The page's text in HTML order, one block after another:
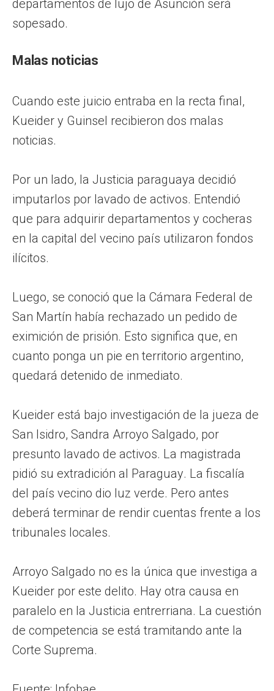
departamentos de lujo de Asunción será
sopesado.
Malas noticias
Cuando este juicio entraba en la recta final,
Kueider y Guinsel recibieron dos malas
noticias.
Por un lado, la Justicia paraguaya decidió
imputarlos por lavado de activos. Entendió
que para adquirir departamentos y cocheras
en la capital del vecino país utilizaron fondos
ilícitos.
Luego, se conoció que la Cámara Federal de
San Martín había rechazado un pedido de
eximición de prisión. Esto significa que, en
cuanto ponga un pie en territorio argentino,
quedará detenido de inmediato.
Kueider está bajo investigación de la jueza de
San Isidro, Sandra Arroyo Salgado, por
presunto lavado de activos. La magistrada
pidió su extradición al Paraguay. La fiscalía
del país vecino dio luz verde. Pero antes
deberá terminar de rendir cuentas frente a los
tribunales locales.
Arroyo Salgado no es la única que investiga a
Kueider por este delito. Hay otra causa en
paralelo en la Justicia entrerriana. La cuestión
de competencia se está tramitando ante la
Corte Suprema.